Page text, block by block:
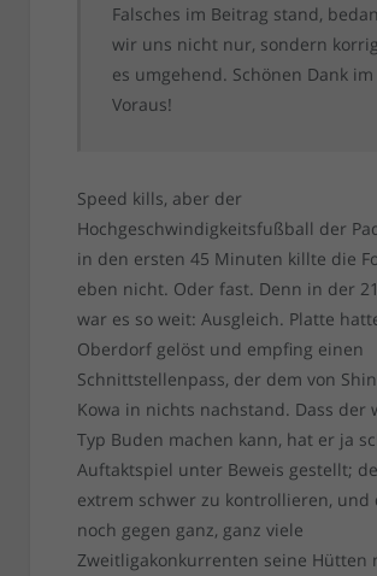
Falsches im Beitrag stand,
wir uns nicht nur, sondern
es umgehend. Schönen Dank im
Voraus!
Speed kills, aber der
Hochgeschwindigkeitsfußball der
in den ersten 45 Minuten killte die
eben nicht. Oder fast. Denn in der
war es so weit: Ausgleich. Platte
Oberdorf gelöst und empfing einen
Schnittstellenpass, der dem von
Kowa in nichts nachstand. Dass der
Typ Buden machen kann, hat er ja
Auftaktspiel unter Beweis gestellt;
extrem schwer zu kontrollieren, und
noch gegen ganz, ganz viele
Zweitligakonkurrenten seine Hütten